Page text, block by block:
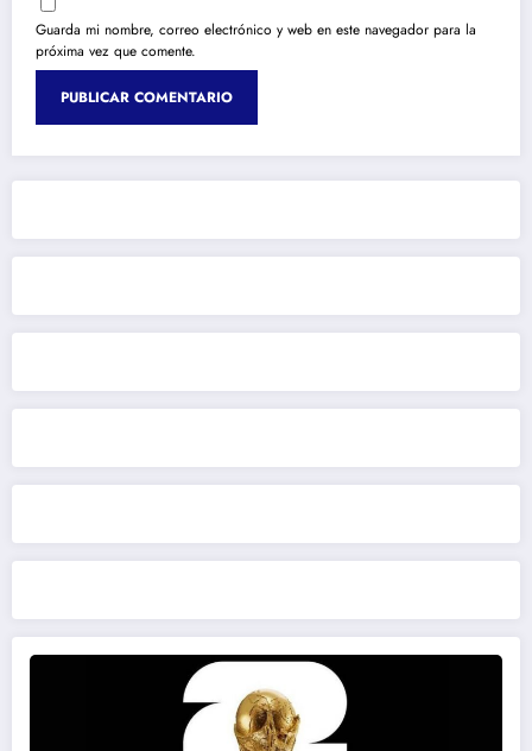
Guarda mi nombre, correo electrónico y web en este navegador para la
próxima vez que comente.